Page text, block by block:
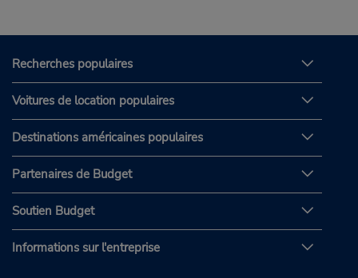
Recherches populaires
Voitures de location populaires
Destinations américaines populaires
Partenaires de Budget
Soutien Budget
Informations sur l'entreprise